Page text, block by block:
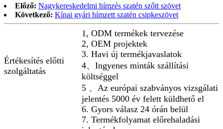
Előző: Nagykereskedelmi hímzés szatén szőtt szövet
Következő: Kínai gyári hímzett szatén csipkeszövet
Értékesítés előtti
szolgáltatás
1, ODM termékek tervezése
2, OEM projektek
3. Havi új termékjavaslatok
4、Ingyenes minták szállítási
költséggel
5 、Az európai szabványos vizsgálati
jelentés 5000 év felett küldhető el
6. Gyors válasz 24 órán belül
7. Termékfolyamat előrehaladási